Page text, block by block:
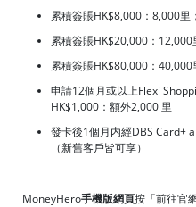
累積簽賬HK$8,000：8,000里
累積簽賬HK$20,000：12,000
累積簽賬HK$80,000：40,000
申請12個月或以上Flexi
HK$1,000：額外2,000 里
發卡後1個月内經DBS Card+
（新舊客戶皆可享）
MoneyHero手機版網頁按「前往官